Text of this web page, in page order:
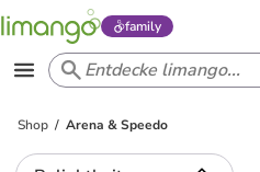
family
Shop Arena & Speedo